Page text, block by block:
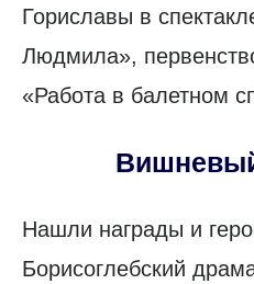
Гориславы в
Людмила»,
«Работа в балетном
Нашли награды и
Борисоглебский